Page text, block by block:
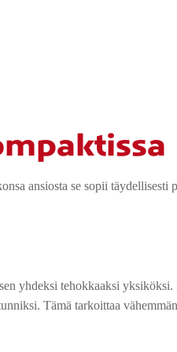
ansiosta se sopii
yhdeksi tehokkaaksi
Tämä tarkoittaa